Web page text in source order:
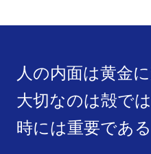
人の内面は黄金
大切なのは殻で
時には重要である